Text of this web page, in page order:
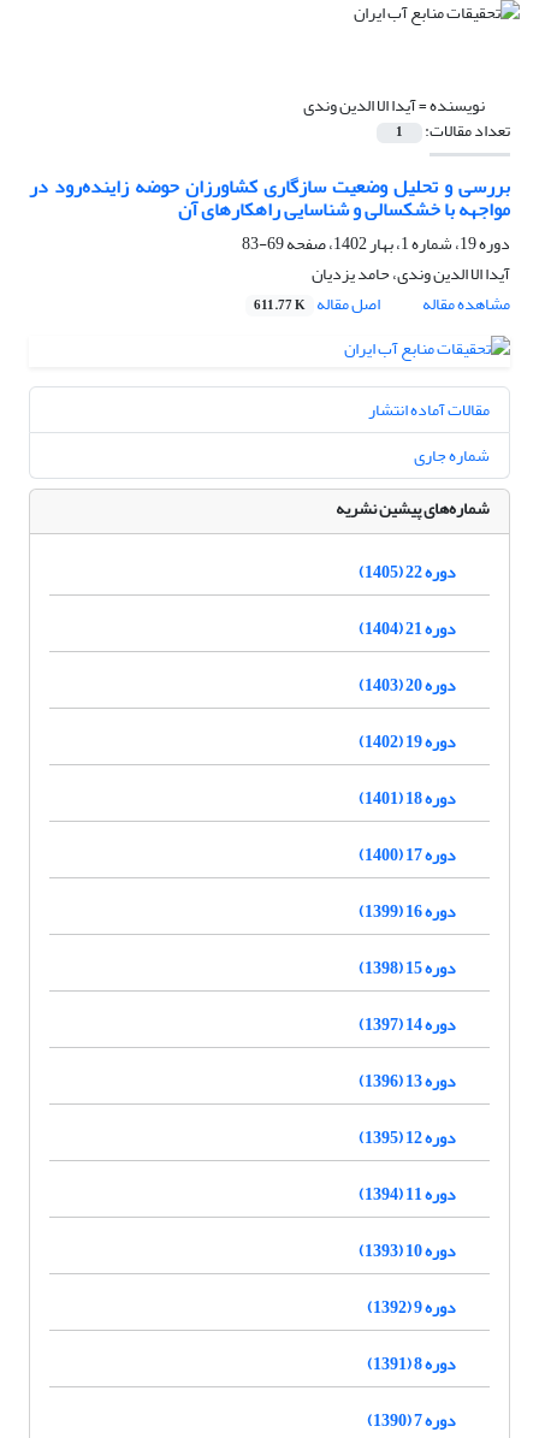
نویسنده =آیدا الا الدین وندی
تعداد مقالات: 1
بررسی و تحلیل وضعیت سازگاری کشاورزان حوضه زاینده‌رود در
مواجهه با خشکسالی و شناسایی راهکارهای آن
دوره 19، شماره 1، بهار 1402، صفحه
69-83
آیدا الا الدین وندی، حامد یزدیان
مشاهده مقاله
اصل مقاله 611.77 K
مقالات آماده انتشار
شماره جاری
شماره‌های پیشین نشریه
دوره 22 (1405)
دوره 21 (1404)
دوره 20 (1403)
دوره 19 (1402)
دوره 18 (1401)
دوره 17 (1400)
دوره 16 (1399)
دوره 15 (1398)
دوره 14 (1397)
دوره 13 (1396)
دوره 12 (1395)
دوره 11 (1394)
دوره 10 (1393)
دوره 9 (1392)
دوره 8 (1391)
دوره 7 (1390)